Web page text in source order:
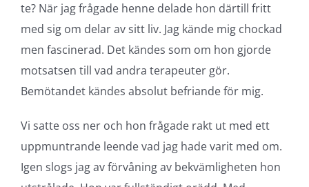
te? När jag frågade henne delade hon därtill fritt
med sig om delar av sitt liv. Jag kände mig chockad
men fascinerad. Det kändes som om hon gjorde
motsatsen till vad andra terapeuter gör.
Bemötandet kändes absolut befriande för mig.
Vi satte oss ner och hon frågade rakt ut med ett
uppmuntrande leende vad jag hade varit med om.
Igen slogs jag av förvåning av bekvämligheten hon